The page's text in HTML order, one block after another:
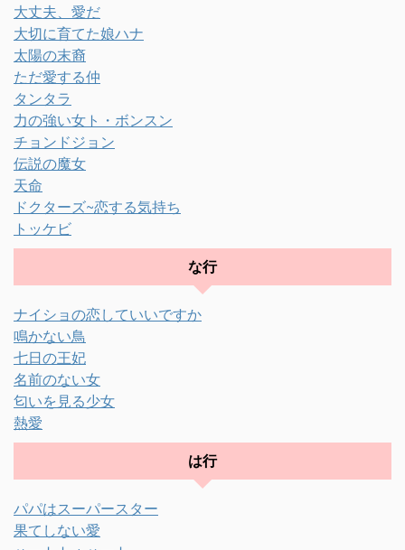
大丈夫、愛だ
大切に育てた娘ハナ
太陽の末裔
ただ愛する仲
タンタラ
力の強い女ト・ボンスン
チョンドジョン
伝説の魔女
天命
ドクターズ~恋する気持ち
トッケビ
な行
ナイショの恋していいですか
鳴かない鳥
七日の王妃
名前のない女
匂いを見る少女
熱愛
は行
パパはスーパースター
果てしない愛